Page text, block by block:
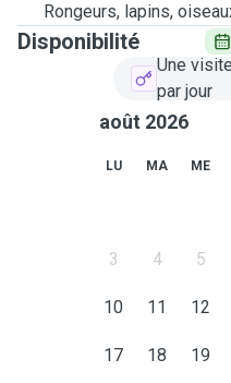
Rongeurs, lapins,
Disponibilité
Une
par jour
août 2026
LU MA ME
3 4 5
10 11 12
17 18 19